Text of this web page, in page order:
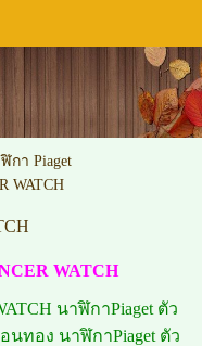
กา Piaget
WATCH
WATCH
นาฬิกาPiaget ตัว
นทอง นาฬิกาPiaget ตัว